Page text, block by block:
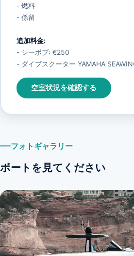
- 燃料
- 係留
追加料金:
- シーボブ: €250
- ダイブスクーター YAMAHA
空室状況を確認する
フォトギャラリー
ボートを見てください